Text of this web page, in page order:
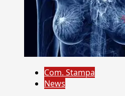
Com. Stampa
News